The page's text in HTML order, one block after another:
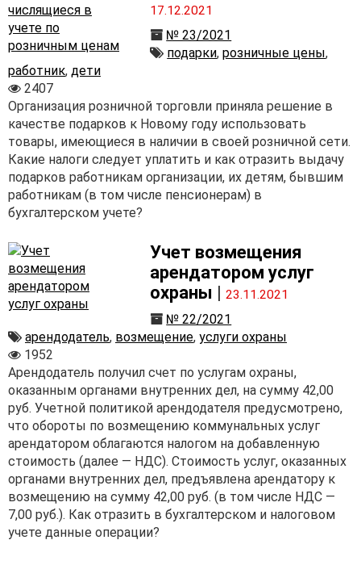
17.12.2021
№ 23/2021
подарки,розничные цены,
работник, дети
2407
Организация розничной торговли приняла решение в
качестве подарков к Новому году использовать
товары, имеющиеся в наличии в своей розничной сети.
Какие налоги следует уплатить и как отразить выдачу
подарков работникам организации, их детям, бывшим
работникам (в том числе пенсионерам) в
бухгалтерском учете?
Учет возмещения
арендатором услуг
охраны |23.11.2021
№ 22/2021
арендодатель, возмещение, услуги охраны
1952
Арендодатель получил счет по услугам охраны,
оказанным органами внутренних дел, на сумму 42,00
руб. Учетной политикой арендодателя предусмотрено,
что обороты по возмещению коммунальных услуг
арендатором облагаются налогом на добавленную
стоимость (далее — НДС). Стоимость услуг, оказанных
органами внутренних дел, предъявлена арендатору к
возмещению на сумму 42,00 руб. (в том числе НДС —
7,00 руб.). Как отразить в бухгалтерском и налоговом
учете данные операции?